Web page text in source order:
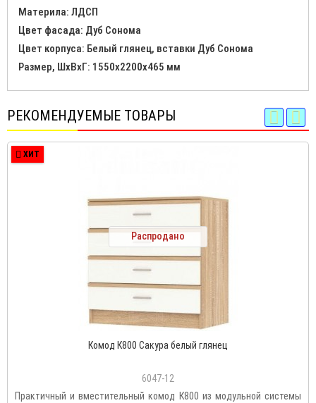
Материла: ЛДСП
Цвет фасада: Дуб Сонома
Цвет корпуса: Белый глянец, вставки Дуб Сонома
Размер, ШхВхГ: 1550х2200х465 мм
РЕКОМЕНДУЕМЫЕ ТОВАРЫ
ХИТ
Распродано
Комод К800 Сакура белый глянец
6047-12
Практичный и вместительный комод К800 из модульной системы